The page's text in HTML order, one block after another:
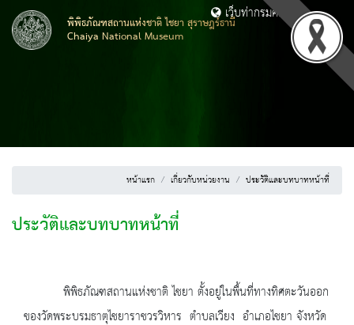
พิพิธภัณฑสถานแห่งชาติ ไชยา สุราษฎร์ธานี
Chaiya National Museum
เว็บท่ากรมศิลปากร
หน้าแรก เกี่ยวกับหน่วยงาน ประวัติและบทบาทหน้าที่
ประวัติและบทบาทหน้าที่
พิพิธภัณฑสถานแห่งชาติ ไชยา ตั้งอยู่ในพื้นที่ทางทิศตะวันออก
ของวัดพระบรมธาตุไชยาราชวรวิหาร ตำบลเวียง อำเภอไชยา จังหวัด